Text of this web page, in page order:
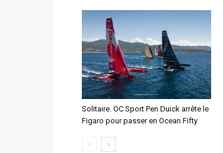
Solitaire. OC Sport Pen Duick arrête le
Figaro pour passer en Ocean Fifty